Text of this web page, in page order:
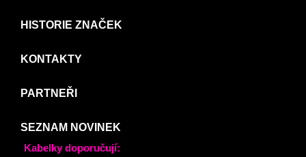
Lacoste
Puma Ferrari
Tommy Hilfiger
HISTORIE ZNAČEK